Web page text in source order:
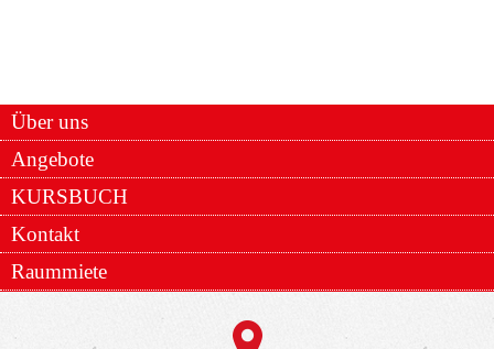
Über uns
Angebote
KURSBUCH
Kontakt
Raummiete